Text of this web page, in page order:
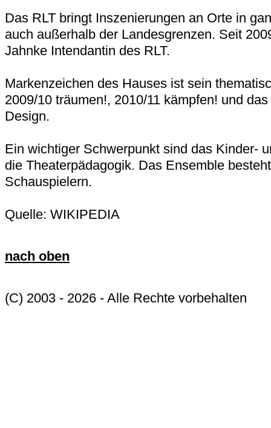
Das RLT bringt Inszenierungen an Orte in
auch außerhalb der Landesgrenzen. Seit
Jahnke Intendantin des RLT.
Markenzeichen des Hauses ist sein
2009/10 träumen!, 2010/11 kämpfen! und
Design.
Ein wichtiger Schwerpunkt sind das Kinder-
die Theaterpädagogik. Das Ensemble
Schauspielern.
Quelle: WIKIPEDIA
nach oben
(C) 2003 - 2026 - Alle Rechte vorbehalten